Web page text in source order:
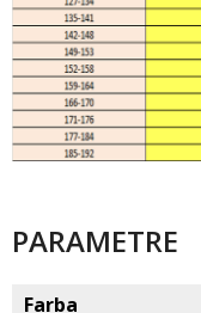
PARAMETRE
Farba